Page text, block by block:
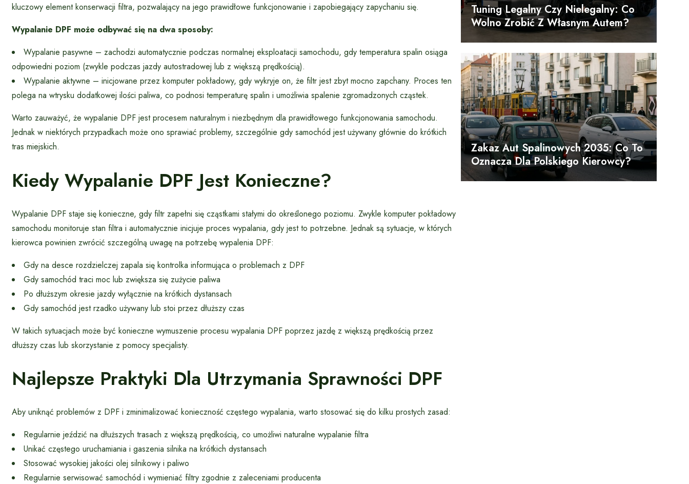
kluczowy element konserwacji filtra, pozwalający na jego prawidłowe funkcjonowanie i zapobiegający zapychaniu się.
Wypalanie DPF może odbywać się na dwa sposoby:
Wypalanie pasywne – zachodzi automatycznie podczas normalnej eksploatacji samochodu, gdy temperatura spalin osiąga
odpowiedni poziom (zwykle podczas jazdy autostradowej lub z większą prędkością).
Wypalanie aktywne – inicjowane przez komputer pokładowy, gdy wykryje on, że filtr jest zbyt mocno zapchany. Proces ten
polega na wtrysku dodatkowej ilości paliwa, co podnosi temperaturę spalin i umożliwia spalenie zgromadzonych cząstek.
Warto zauważyć, że wypalanie DPF jest procesem naturalnym i niezbędnym dla prawidłowego funkcjonowania samochodu.
Jednak w niektórych przypadkach może ono sprawiać problemy, szczególnie gdy samochód jest używany głównie do krótkich
tras miejskich.
Kiedy Wypalanie DPF Jest Konieczne?
Wypalanie DPF staje się konieczne, gdy filtr zapełni się cząstkami stałymi do określonego poziomu. Zwykle komputer pokładowy
samochodu monitoruje stan filtra i automatycznie inicjuje proces wypalania, gdy jest to potrzebne. Jednak są sytuacje, w których
kierowca powinien zwrócić szczególną uwagę na potrzebę wypalenia DPF:
Gdy na desce rozdzielczej zapala się kontrolka informująca o problemach z DPF
Gdy samochód traci moc lub zwiększa się zużycie paliwa
Po dłuższym okresie jazdy wyłącznie na krótkich dystansach
Gdy samochód jest rzadko używany lub stoi przez dłuższy czas
W takich sytuacjach może być konieczne wymuszenie procesu wypalania DPF poprzez jazdę z większą prędkością przez
dłuższy czas lub skorzystanie z pomocy specjalisty.
Najlepsze Praktyki Dla Utrzymania Sprawności DPF
Aby uniknąć problemów z DPF i zminimalizować konieczność częstego wypalania, warto stosować się do kilku prostych zasad:
Regularnie jeździć na dłuższych trasach z większą prędkością, co umożliwi naturalne wypalanie filtra
Unikać częstego uruchamiania i gaszenia silnika na krótkich dystansach
Stosować wysokiej jakości olej silnikowy i paliwo
Regularnie serwisować samochód i wymieniać filtry zgodnie z zaleceniami producenta
Tuning Legalny Czy Nielegalny: Co
Wolno Zrobić Z Własnym Autem?
Zakaz Aut Spalinowych 2035: Co To
Oznacza Dla Polskiego Kierowcy?